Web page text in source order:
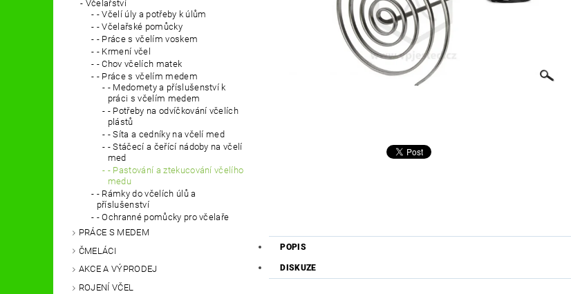
Včelařství
- Včelí úly a potřeby k úlům
- Včelařské pomůcky
- Práce s včelím voskem
- Krmení včel
- Chov včelích matek
- Práce s včelím medem
- Medomety a příslušenství k
práci s včelím medem
- Potřeby na odvíčkování včelích
plástů
- Síta a cedníky na včelí med
- Stáčecí a čeřící nádoby na včelí
med
- Pastování a ztekucování včelího
medu
- Rámky do včelích úlů a
příslušenství
- Ochranné pomůcky pro včelaře
PRÁCE S MEDEM
ČMELÁCI
AKCE A VÝPRODEJ
ROJENÍ VČEL
POPIS
DISKUZE